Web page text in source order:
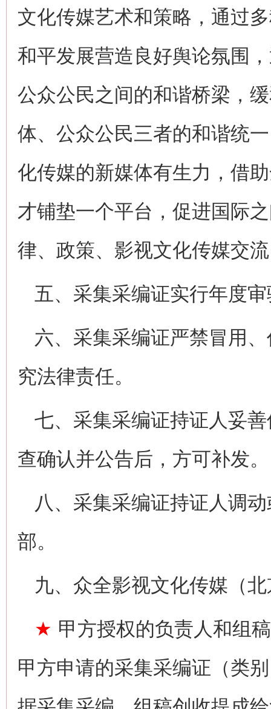
文化传媒艺术和策略，通过
和平发展营造良好舆论氛围
公众公民之间的和谐桥梁，
体、公众公民三者的和谐统
化传媒的新媒体有生力，借
才铺垫一个平台，促进国际
律、政策、影视文化传媒交
五、采集采编证实行年度
六、采集采编证严禁冒用
究法律责任。
七、采集采编证持证人妥
查确认并公告后，方可补发。
八、采集采编证持证人调
部。
九、众全影视文化传媒（
★ 甲方授权的负责人和组
甲方申请的采集采编证（类